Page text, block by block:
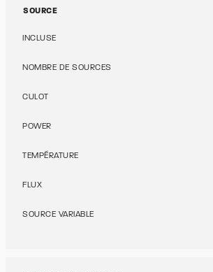
SOURCE
INCLUSE
NOMBRE DE SOURCES
CULOT
POWER
TEMPÉRATURE
FLUX
SOURCE VARIABLE